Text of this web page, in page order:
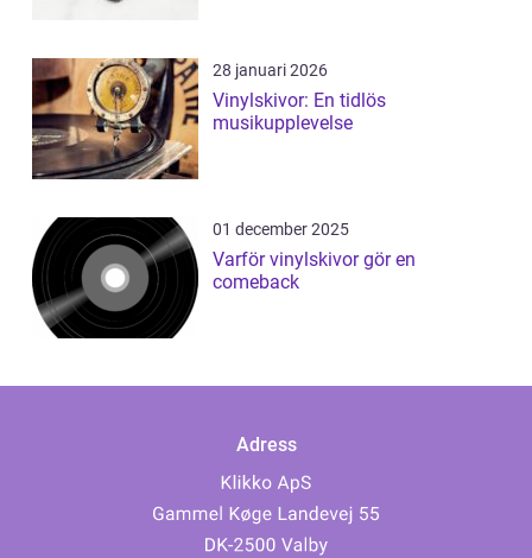
28 januari 2026
Vinylskivor: En tidlös
musikupplevelse
01 december 2025
Varför vinylskivor gör en
comeback
Adress